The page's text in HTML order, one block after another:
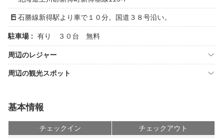
石勝線新得駅より車で１０分。国道３８号沿い。
駐車場 : 有り ３０台 無料
周辺のレジャー
周辺の観光スポット
基本情報
チェックイン
チェックアウト